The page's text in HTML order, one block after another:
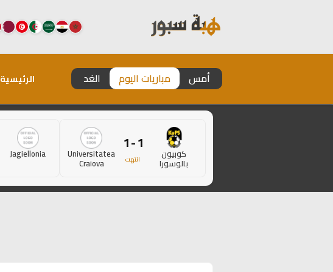
أمس مباريات اليوم الغد الرئيسية
كوبيون
بالوسورا
1 - 1
انتهت Universitatea
Craiova
Jagiellonia